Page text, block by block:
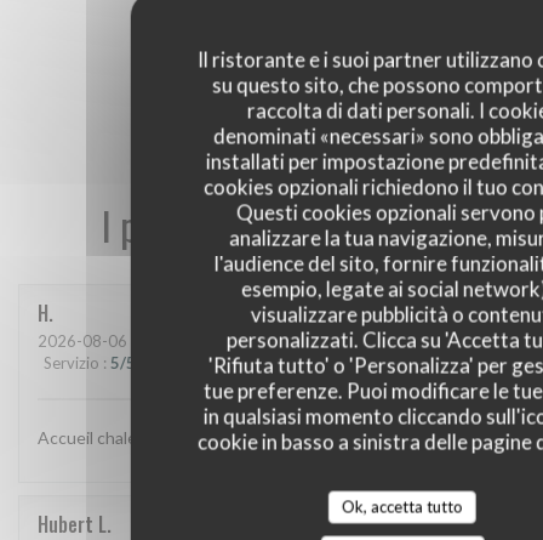
Il ristorante e i suoi partner utilizzano
su questo sito, che possono
raccolta di dati personali. I
denominati «necessari» sono
installati per impostazione
cookies opzionali richiedono il tuo
Questi cookies opzionali servono
analizzare la tua navigazione,
l'audience del sito, fornire
esempio, legate ai social
visualizzare pubblicità o
personalizzati. Clicca su 'Accetta
'Rifiuta tutto' o 'Personalizza' per
tue preferenze. Puoi modificare le
in qualsiasi momento cliccando
cookie in basso a sinistra delle pagine
Ok, accetta tutto
I pareri dei nostri clienti
H
2026-08-06 - 12:00 - Ospiti 3
Servizio : 5/5 Atmosfera:5/5 Cucina: 5/5 Qualità / Prezzo: 5/5
Accueil chaleureux et excellent repas
Hubert L